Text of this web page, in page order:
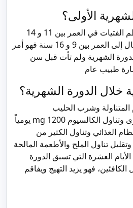
الأولى؟
تأتي الدورة الشهرية لمعظم الفتيات في العمر بين 11 و 14
سنة ويمكن أن نوسع المجال إلى العمر بين 9 و 16 سنة فهو أمر
الشهرية ولم تأت قبل سن
خلال الدورة الشهرية؟
وشرب الحليب
والمشروبات الدافئة الأخرى وتناول الكالسيوم 1200 mg يومياً
الغذائي وتناول الكثير من
تناول الملح والأطعمة المالحة
العشرة التي تسبق الدورة
فهو يزيد التهيج ويفاقم